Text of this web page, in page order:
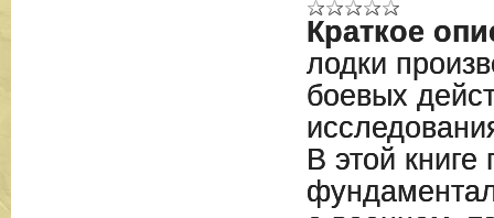
Краткое
лодки
боевых
В этой